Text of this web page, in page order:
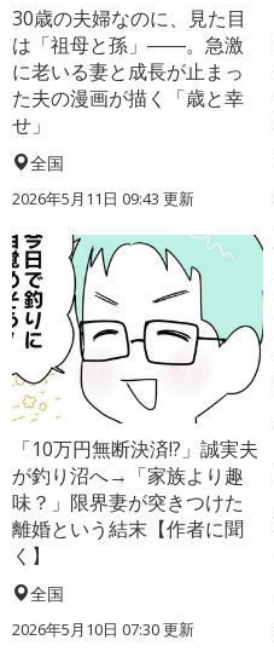
30歳の夫婦なのに、見た目
は「祖母と孫」――。急激
に老いる妻と成長が止まっ
た夫の漫画が描く「歳と幸
せ」
全国
2026年5月11日 09:43 更新
「10万円無断決済!?」誠実夫
が釣り沼へ→「家族より趣
味？」限界妻が突きつけた
離婚という結末【作者に聞
く】
全国
2026年5月10日 07:30 更新